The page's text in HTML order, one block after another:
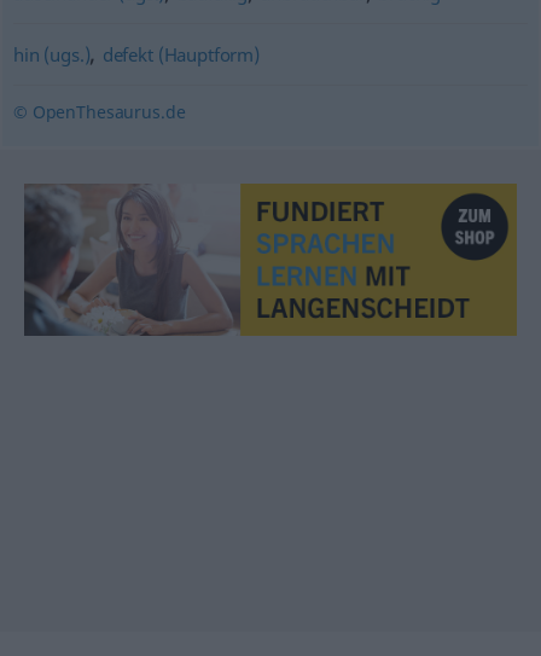
hin (ugs.), defekt (Hauptform)
© OpenThesaurus.de